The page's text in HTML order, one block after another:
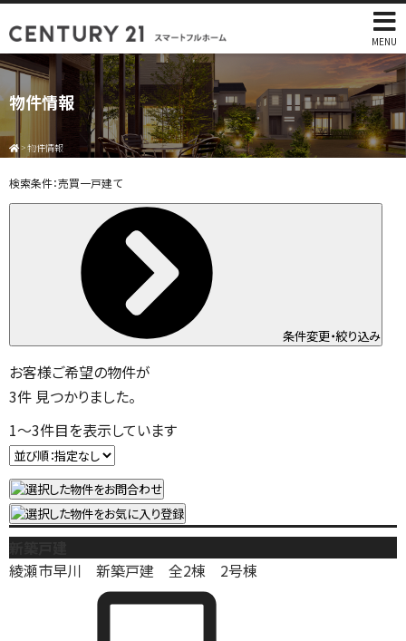
MENU
物件情報
>物件情報
検索条件：売買一戸建て
条件変更・絞り込み
お客様ご希望の物件が
3件 見つかりました。
1～3件目を表示しています
綾瀬市早川 新築戸建 全2棟 2号棟